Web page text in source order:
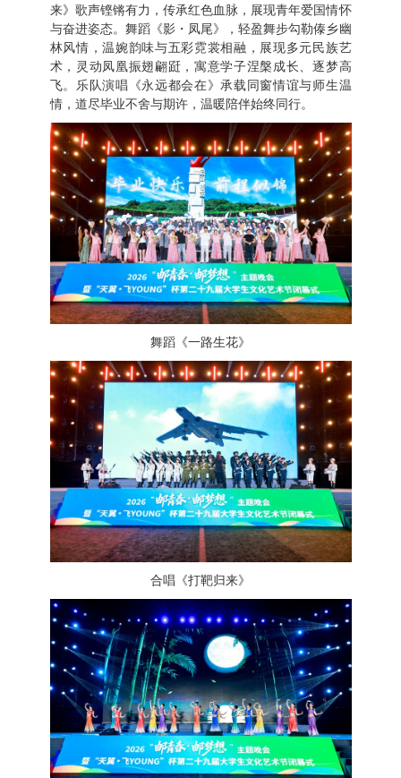
来》歌声铿锵有力，传承红色血脉，展现青年爱国情怀
与奋进姿态。舞蹈《影・凤尾》，轻盈舞步勾勒傣乡幽
林风情，温婉韵味与五彩霓裳相融，展现多元民族艺
术，灵动凤凰振翅翩跹，寓意学子涅槃成长、逐梦高
飞。乐队演唱《永远都会在》承载同窗情谊与师生温
情，道尽毕业不舍与期许，温暖陪伴始终同行。
舞蹈《一路生花》
合唱《打靶归来》